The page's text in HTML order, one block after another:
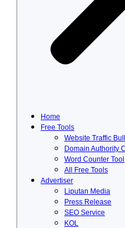
Home
Free Tools
Website Traffic
Domain Authority
Word Counter Tool
All Free Tools
Advertiser
Liputan Media
Press Release
SEO Service
KOL